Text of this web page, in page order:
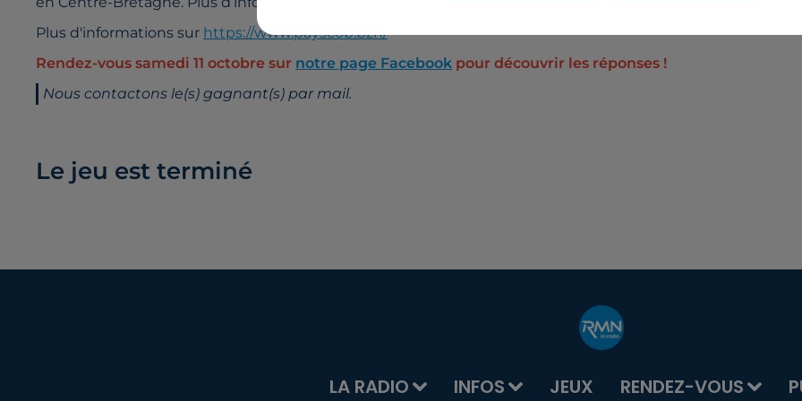
Plus d'informations sur https://www.payscob.bzh/
Rendez-vous samedi 11 octobre sur notre page Facebook pour découvrir les réponses !
Nous contactons le(s) gagnant(s) par mail.
Le jeu est terminé
LA RADIO INFOS JEUX RENDEZ-VOUS